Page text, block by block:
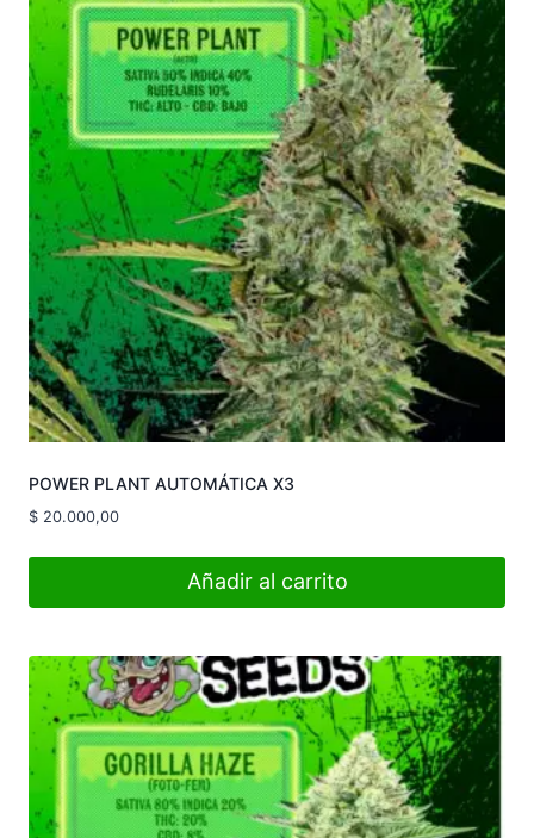
POWER PLANT AUTOMÁTICA X3
$ 20.000,00
Añadir al carrito